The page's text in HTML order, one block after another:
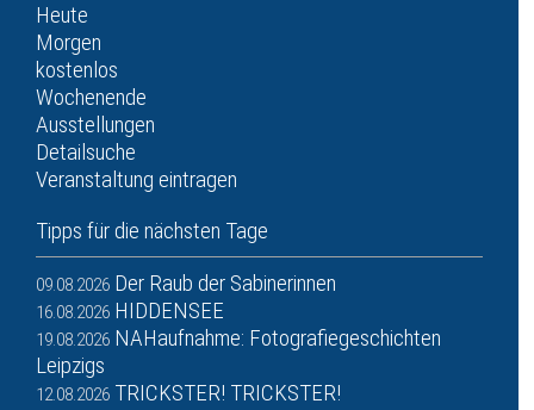
Heute
Morgen
kostenlos
Wochenende
Ausstellungen
Detailsuche
Veranstaltung eintragen
Tipps für die nächsten Tage
09.08.2026 Der Raub der Sabinerinnen
16.08.2026 HIDDENSEE
19.08.2026 NAHaufnahme: Fotografiegeschichten
Leipzigs
12.08.2026 TRICKSTER! TRICKSTER!